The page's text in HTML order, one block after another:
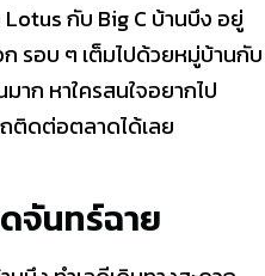
กับ Big C บ้านบึง อยู่
รอบ ๆ เต็มไปด้วยหมู่บ้านกับ
าก หาใครสนใจอยากไป
ติดต่อตลาดได้เลย
จันทร์ฉาย